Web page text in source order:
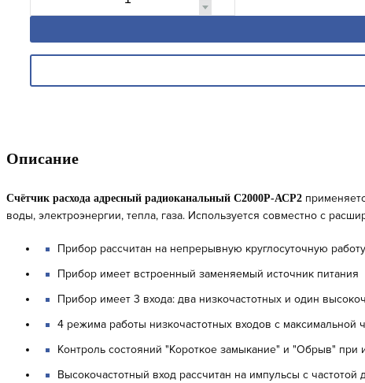
Описание
Счётчик расхода адресный радиоканальный С2000Р-АСР2
воды, электроэнергии, тепла, газа. Используется совместно с
Прибор рассчитан на непрерывную круглосуточную
Прибор имеет встроенный заменяемый источник питания
Прибор имеет 3 входа: два низкочастотных и один
4 режима работы низкочастотных входов с
Контроль состояний "Короткое замыкание" и "Обрыв" при
Высокочастотный вход рассчитан на импульсы с частотой